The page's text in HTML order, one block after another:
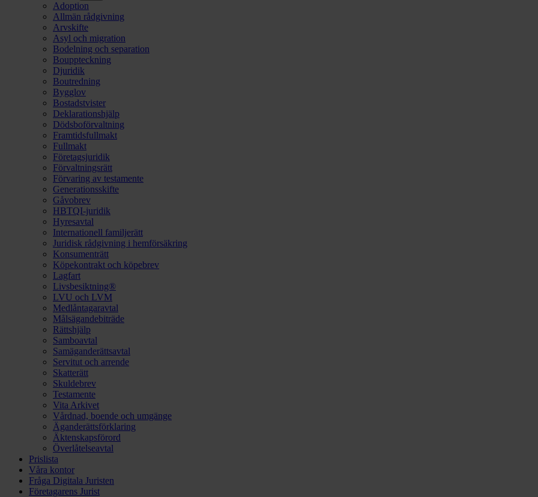
Adoption
Allmän rådgivning
Arvskifte
Asyl och migration
Bodelning och separation
Bouppteckning
Djuridik
Boutredning
Bygglov
Bostadstvister
Deklarationshjälp
Dödsboförvaltning
Framtidsfullmakt
Fullmakt
Företagsjuridik
Förvaltningsrätt
Förvaring av testamente
Generationsskifte
Gåvobrev
HBTQI-juridik
Hyresavtal
Internationell familjerätt
Juridisk rådgivning i hemförsäkring
Konsumenträtt
Köpekontrakt och köpebrev
Lagfart
Livsbesiktning®
LVU och LVM
Medlåntagaravtal
Målsägandebiträde
Rättshjälp
Samboavtal
Samäganderättsavtal
Servitut och arrende
Skatterätt
Skuldebrev
Testamente
Vita Arkivet
Vårdnad, boende och umgänge
Äganderättsförklaring
Äktenskapsförord
Överlåtelseavtal
Prislista
Våra kontor
Fråga Digitala Juristen
Företagarens Jurist